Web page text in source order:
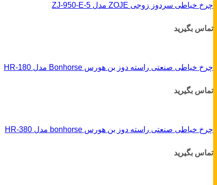
چرخ خیاطی سردوز زوجی ZOJE مدل ZJ-950-E-5
تماس بگیرید
چرخ خیاطی صنعتی راسته دوز بن هورس Bonhorse مدل HR-180
تماس بگیرید
چرخ خیاطی صنعتی راسته دوز بن هورس bonhorse مدل HR-380
تماس بگیرید